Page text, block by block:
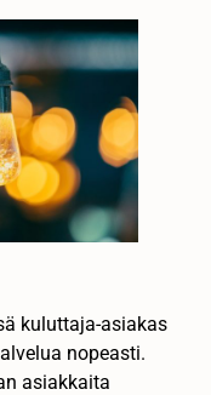
kuluttaja-asiakas
nopeasti.
asiakkaita